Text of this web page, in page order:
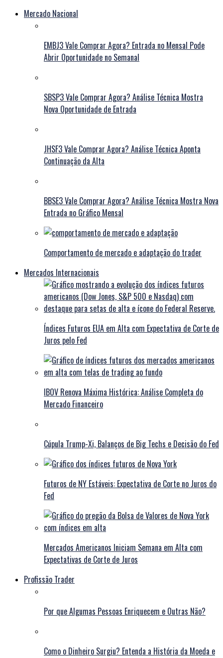
Mercado Nacional
EMBJ3 Vale Comprar Agora? Entrada no Mensal Pode
Abrir Oportunidade no Semanal
SBSP3 Vale Comprar Agora? Análise Técnica Mostra
Nova Oportunidade de Entrada
JHSF3 Vale Comprar Agora? Análise Técnica Aponta
Continuação da Alta
BBSE3 Vale Comprar Agora? Análise Técnica Mostra Nova
Entrada no Gráfico Mensal
Comportamento de mercado e adaptação do trader
Mercados Internacionais
Índices Futuros EUA em Alta com Expectativa de Corte de
Juros pelo Fed
IBOV Renova Máxima Histórica: Análise Completa do
Mercado Financeiro
Cúpula Trump-Xi, Balanços de Big Techs e Decisão do Fed
Futuros de NY Estáveis: Expectativa de Corte no Juros do
Fed
Mercados Americanos Iniciam Semana em Alta com
Expectativas de Corte de Juros
Profissão Trader
Por que Algumas Pessoas Enriquecem e Outras Não?
Como o Dinheiro Surgiu? Entenda a História da Moeda e